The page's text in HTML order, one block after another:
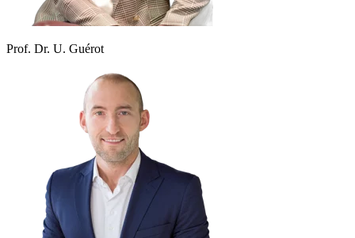
Prof. Dr. U. Guérot